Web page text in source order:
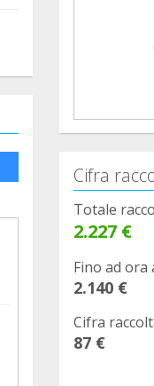
Cifra
Totale
2.227 €
Fino ad ora
2.140 €
Cifra
87 €